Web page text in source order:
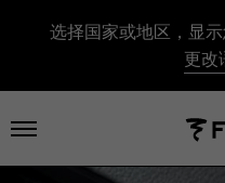
选择国家或地区，显
更改
打开菜单